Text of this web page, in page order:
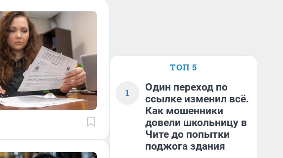
ТОП 5
1
Один переход по
ссылке изменил всё.
Как мошенники
довели школьницу в
Чите до попытки
поджога здания